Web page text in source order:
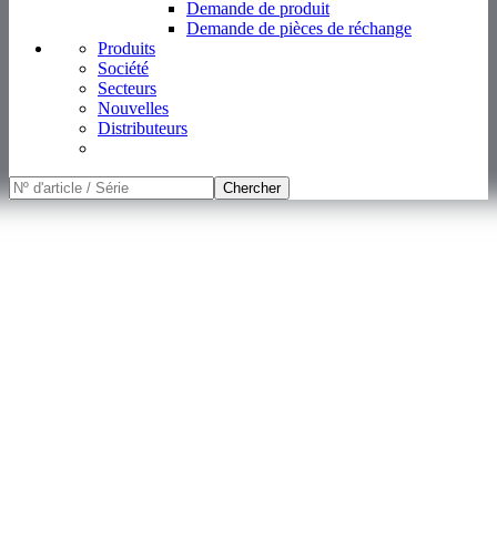
Demande de produit
Demande de pièces de réchange
Produits
Société
Secteurs
Nouvelles
Distributeurs
Chercher